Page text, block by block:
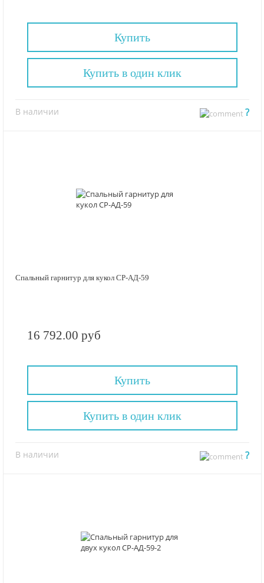
Купить
В наличии ?
Купить в один клик
Спальный гарнитур для кукол СР-АД-59
16 792.00 руб
Купить
В наличии ?
Купить в один клик